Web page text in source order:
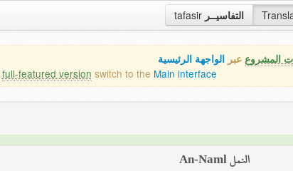
tafasir التفاسيــر
المشروع عبر الواجهة الرئيسية
full-featured version switch to the Main interface
النمل An-Naml